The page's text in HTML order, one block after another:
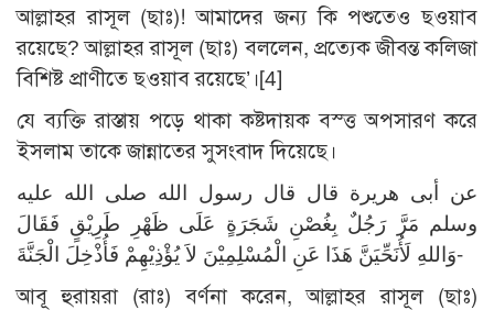
আল্লাহর রাসূল (ছাঃ)! আমাদের জন্য কি পশুতেও ছওয়াব
রয়েছে? আল্লাহর রাসূল (ছাঃ) বললেন, প্রত্যেক জীবন্ত কলিজা
বিশিষ্ট প্রাণীতে ছওয়াব রয়েছে’।[4]
যে ব্যক্তি রাস্তায় পড়ে থাকা কষ্টদায়ক বস্ত্ত অপসারণ করে
ইসলাম তাকে জান্নাতের সুসংবাদ দিয়েছে।
عن أبى هريرة قال قال رسول الله صلى الله عليه
وسلم مَرَّ رَجُلٌ بِغُصْنِ شَجَرَةٍ عَلَى ظَهْرِ طَرِيْقٍ فَقَالَ
وَاللهِ لَأُنَحِّيَنَّ هَذَا عَنِ الْمُسْلِمِيْنَ لاَ يُؤْذِيْهِمْ فَأُذْخِلَ الْجَنَّةَ-
আবূ হুরায়রা (রাঃ) বর্ণনা করেন, আল্লাহর রাসূল (ছাঃ)